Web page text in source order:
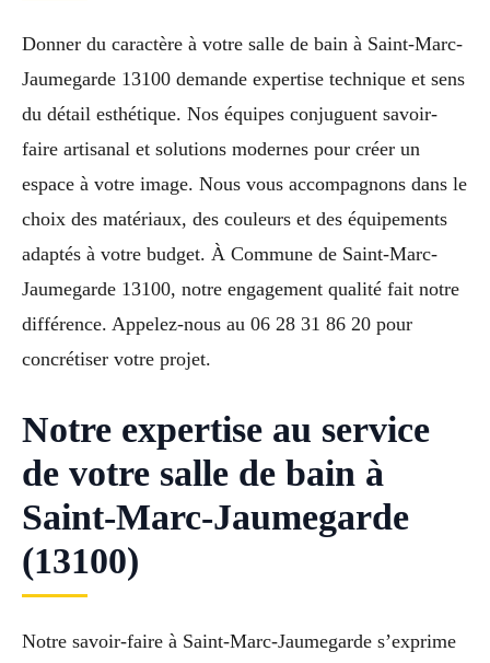
Donner du caractère à votre salle de bain à Saint-Marc-
Jaumegarde 13100 demande expertise technique et sens
du détail esthétique. Nos équipes conjuguent savoir-
faire artisanal et solutions modernes pour créer un
espace à votre image. Nous vous accompagnons dans le
choix des matériaux, des couleurs et des équipements
adaptés à votre budget. À Commune de Saint-Marc-
Jaumegarde 13100, notre engagement qualité fait notre
différence. Appelez-nous au 06 28 31 86 20 pour
concrétiser votre projet.
Notre expertise au service
de votre salle de bain à
Saint-Marc-Jaumegarde
(13100)
Notre savoir-faire à Saint-Marc-Jaumegarde s’exprime